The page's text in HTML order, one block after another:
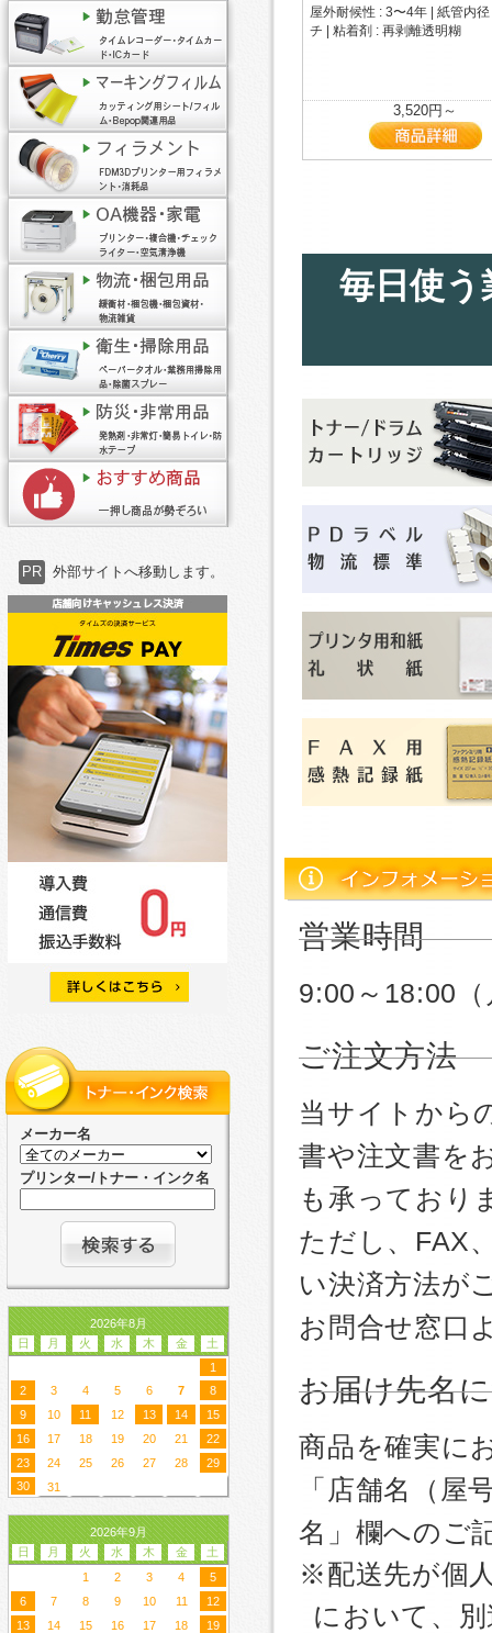
PR 外部サイトへ移動します。
メーカー名
プリンター/トナー・インク名
2026年8月
日
月 火 水 木 金
土
1
2
3 4 5 6 7
8
9
10 11 12 13 14
15
16
17 18 19 20 21
22
23
24 25 26 27 28
29
30
31
2026年9月
日
月 火 水 木 金
土
1
2 3 4
5
6
7 8 9 10 11
12
13
14 15 16 17 18
19
屋外耐候性 : 3〜4年 | 紙管内
チ | 粘着剤 : 再剥離透明糊
3,520円～
毎日使う
営業時間
9:00～18:00
ご注文方法
当サイトから
書や注文書を
も承っており
ただし、FAX
い決済方法が
お問合せ窓口
お届け先名
商品を確実に
「店舗名（屋
名」欄へのご
※配送先が個
において、